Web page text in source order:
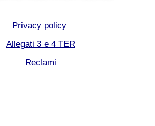
Privacy policy
Allegati 3 e 4 TER
Reclami